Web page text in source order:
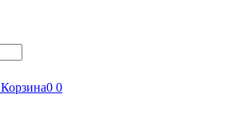
Корзина0 0